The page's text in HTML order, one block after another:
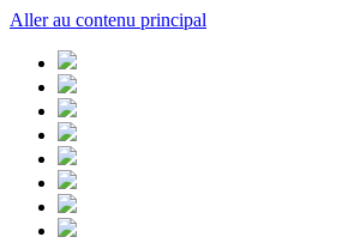
Aller au contenu principal